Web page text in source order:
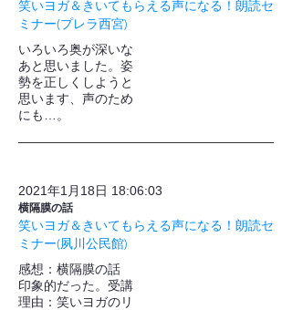
笑いヨガ＆きいてもらえる声になる！朗読セ
ミナー(プレラ西宮)
いろいろ奥が深いな
あと思いました。姿
勢を正しくしようと
思います、声のため
にも…。
2021年1月18日 18:06:03
横隔膜の話
笑いヨガ＆きいてもらえる声になる！朗読セ
ミナー(夙川公民館)
感想：横隔膜の話
印象的だった。受講
理由：笑いヨガのリ